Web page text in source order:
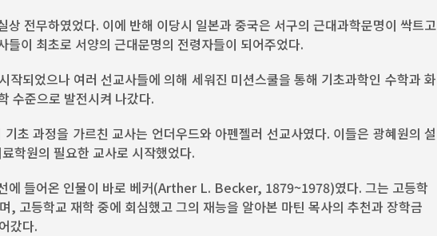
전무하였었다. 이에 반해 이당시 일본과 중국은 서구의 근대과학문명이 싹트고
이 최초로 서양의 근대문명의 전령자들이 되어주었다.
되었으나 여러 선교사들에 의해 세워진 미션스쿨을 통해 기초과학인 수학과 화
수준으로 발전시켜 나갔다.
초 과정을 가르친 교사는 언더우드와 아펜젤러 선교사였다. 이들은 광혜원의 설
학원의 필요한 교사로 시작했었다.
에 들어온 인물이 바로 베커(Arther L. Becker, 1879~1978)였다. 그는 고등학
, 고등학교 재학 중에 회심했고 그의 재능을 알아본 마틴 목사의 추천과 장학금
갔다.